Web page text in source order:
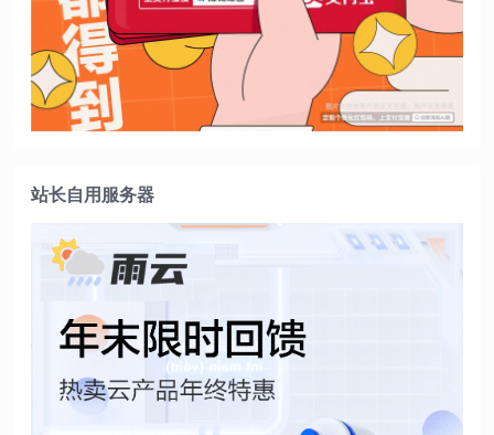
站长自用服务器